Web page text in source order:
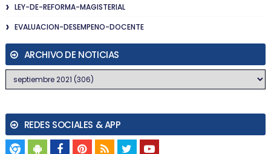
LEY-DE-REFORMA-MAGISTERIAL
EVALUACION-DESEMPENO-DOCENTE
ARCHIVO DE NOTICIAS
REDES SOCIALES & APP